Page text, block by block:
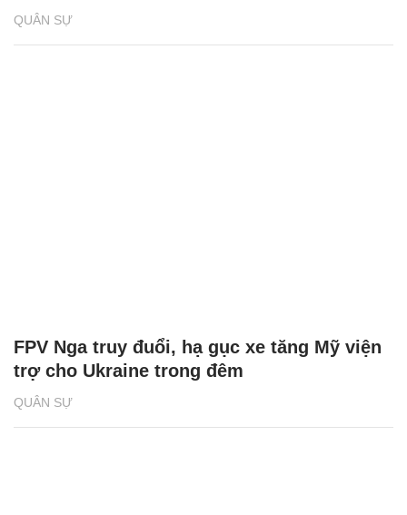
QUÂN SỰ
QUÂN SỰ
FPV Nga truy đuổi, hạ gục xe tăng Mỹ viện
trợ cho Ukraine trong đêm